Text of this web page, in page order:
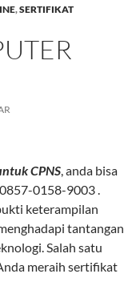
,SERTIFIKAT
CPNS, anda bisa
0158-9003 .
keterampilan
tantangan
Salah satu
meraih sertifikat